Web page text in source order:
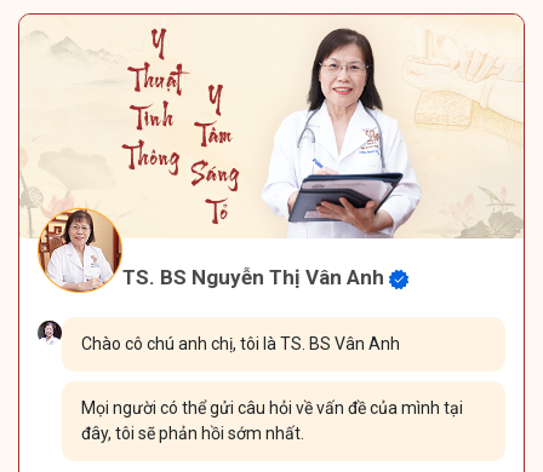
TS. BS Nguyễn Thị Vân Anh
Chào cô chú anh chị, tôi là TS. BS Vân Anh
Mọi người có thể gửi câu hỏi về vấn đề của mình tại
đây, tôi sẽ phản hồi sớm nhất.